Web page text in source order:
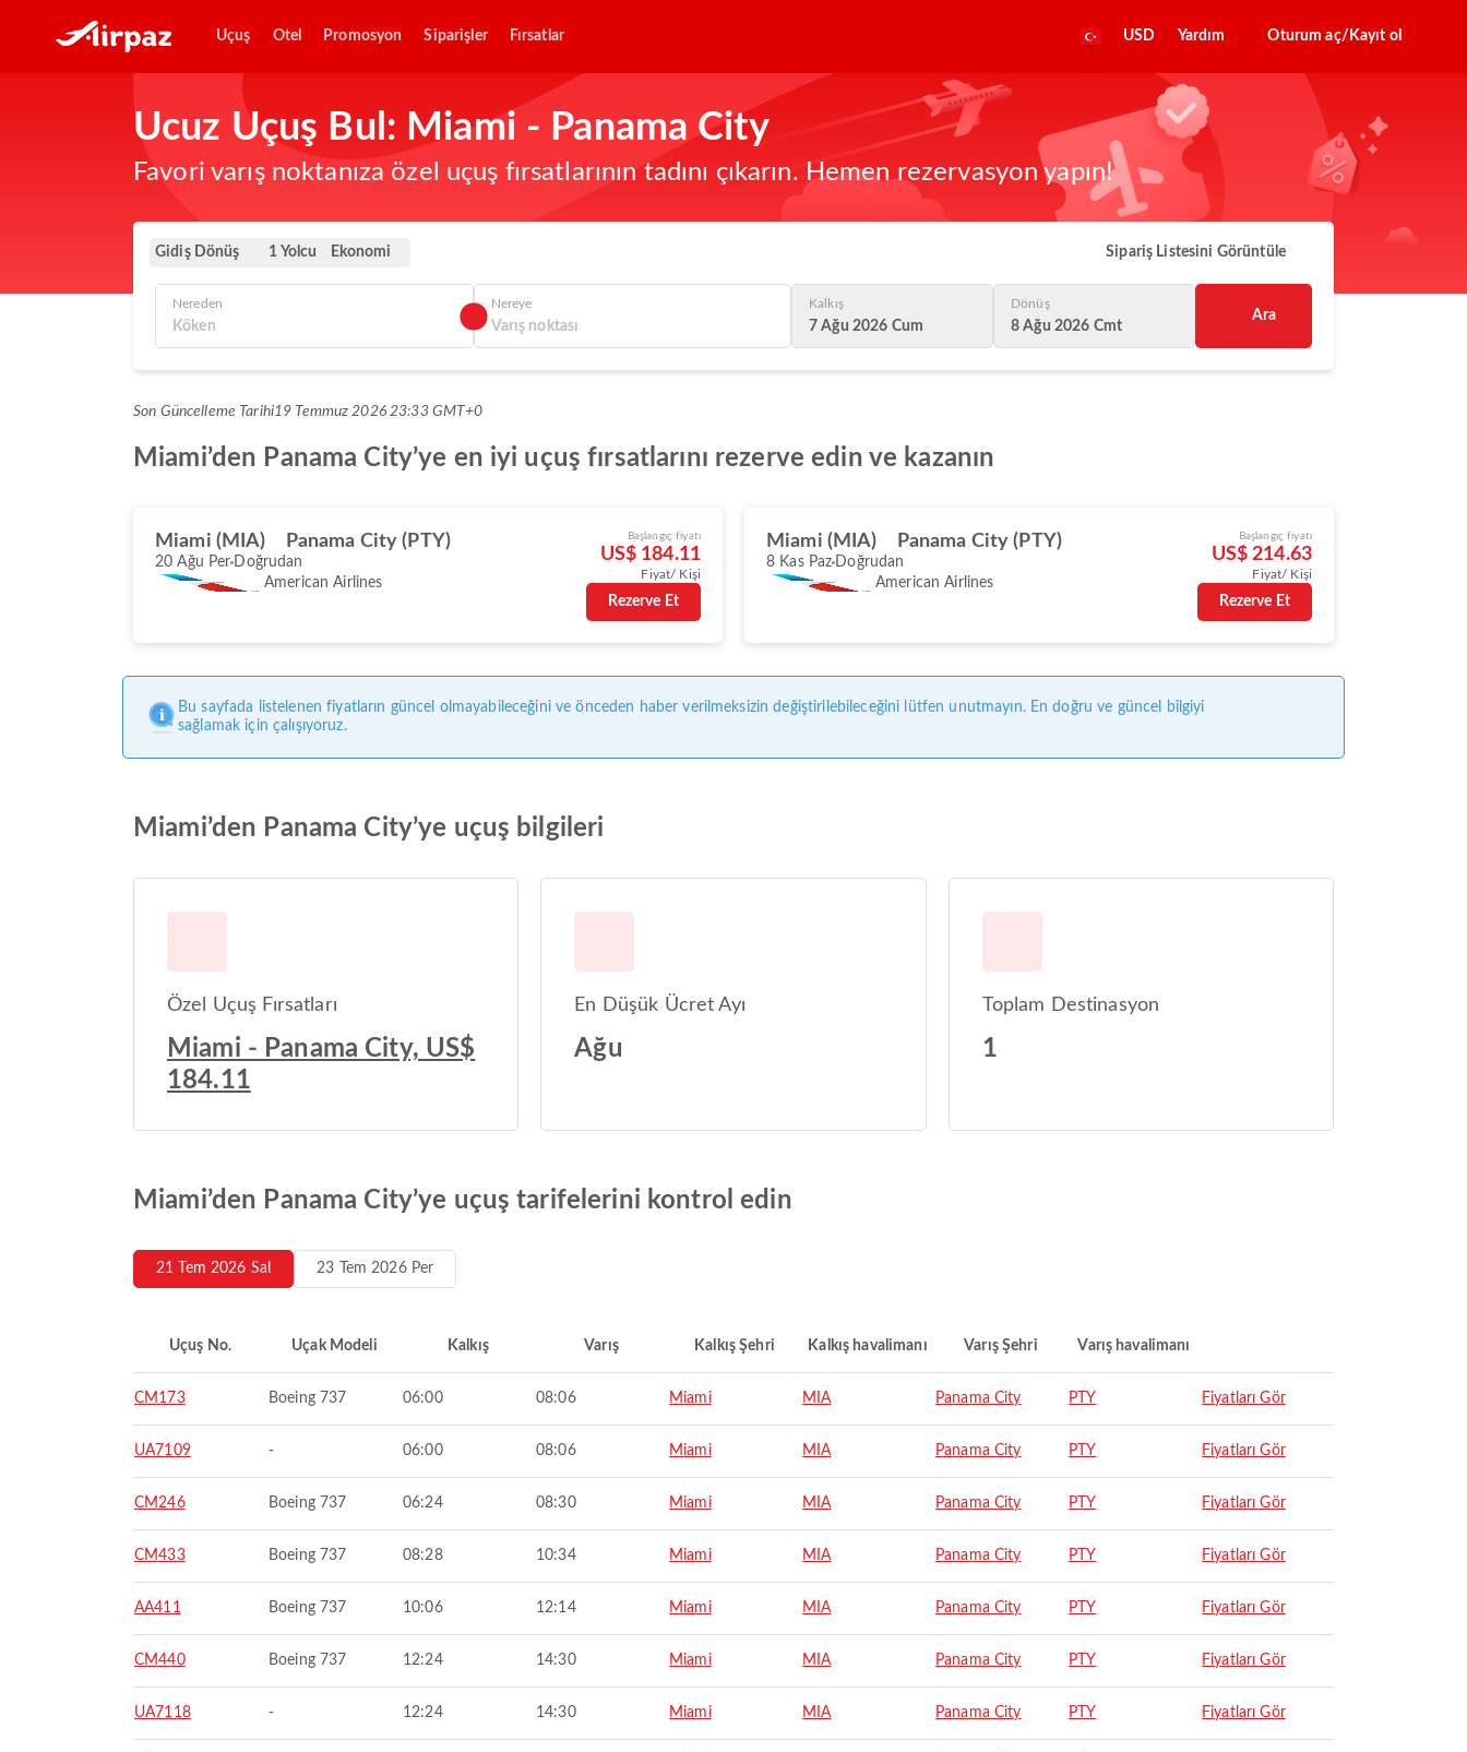
Uçuş Otel Promosyon Siparişler Fırsatlar USD Yardım Oturum aç/Kayıt ol
Ucuz Uçuş Bul: Miami - Panama City
Favori varış noktanıza özel uçuş fırsatlarının tadını çıkarın. Hemen rezervasyon yapın!
Gidiş Dönüş 1 Yolcu Ekonomi Sipariş Listesini Görüntüle
Nereden Nereye Kalkış
7 Ağu 2026 Cum
Dönüş
8 Ağu 2026 Cmt
Ara
Son Güncelleme Tarihi19 Temmuz 2026 23:33 GMT+0
Miami’den Panama City’ye en iyi uçuş fırsatlarını rezerve edin ve kazanın
Miami (MIA) Panama City (PTY)
20 Ağu Per Doğrudan
American Airlines
Başlangıç fiyatı
US$ 184.11
Fiyat/ Kişi
Rezerve Et
Miami (MIA) Panama City (PTY)
8 Kas Paz Doğrudan
American Airlines
Başlangıç fiyatı
US$ 214.63
Fiyat/ Kişi
Rezerve Et
Bu sayfada listelenen fiyatların güncel olmayabileceğini ve önceden haber verilmeksizin değiştirilebileceğini lütfen unutmayın. En doğru ve güncel bilgiyi
sağlamak için çalışıyoruz.
Miami’den Panama City’ye uçuş bilgileri
Özel Uçuş Fırsatları
Miami - Panama City, US$
184.11
En Düşük Ücret Ayı
Ağu
Toplam Destinasyon
1
Miami’den Panama City’ye uçuş tarifelerini kontrol edin
21 Tem 2026 Sal 23 Tem 2026 Per
Uçuş No. Uçak Modeli Kalkış Varış Kalkış Şehri Kalkış havalimanı Varış Şehri Varış havalimanı
CM173 Boeing 737 06:00 08:06 Miami MIA Panama City PTY Fiyatları Gör
UA7109 - 06:00 08:06 Miami MIA Panama City PTY Fiyatları Gör
CM246 Boeing 737 06:24 08:30 Miami MIA Panama City PTY Fiyatları Gör
CM433 Boeing 737 08:28 10:34 Miami MIA Panama City PTY Fiyatları Gör
AA411 Boeing 737 10:06 12:14 Miami MIA Panama City PTY Fiyatları Gör
CM440 Boeing 737 12:24 14:30 Miami MIA Panama City PTY Fiyatları Gör
UA7118 - 12:24 14:30 Miami MIA Panama City PTY Fiyatları Gör